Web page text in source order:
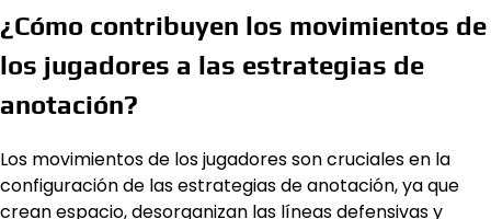
¿Cómo contribuyen los movimientos de
los jugadores a las estrategias de
anotación?
Los movimientos de los jugadores son cruciales en la
configuración de las estrategias de anotación, ya que
crean espacio, desorganizan las líneas defensivas y